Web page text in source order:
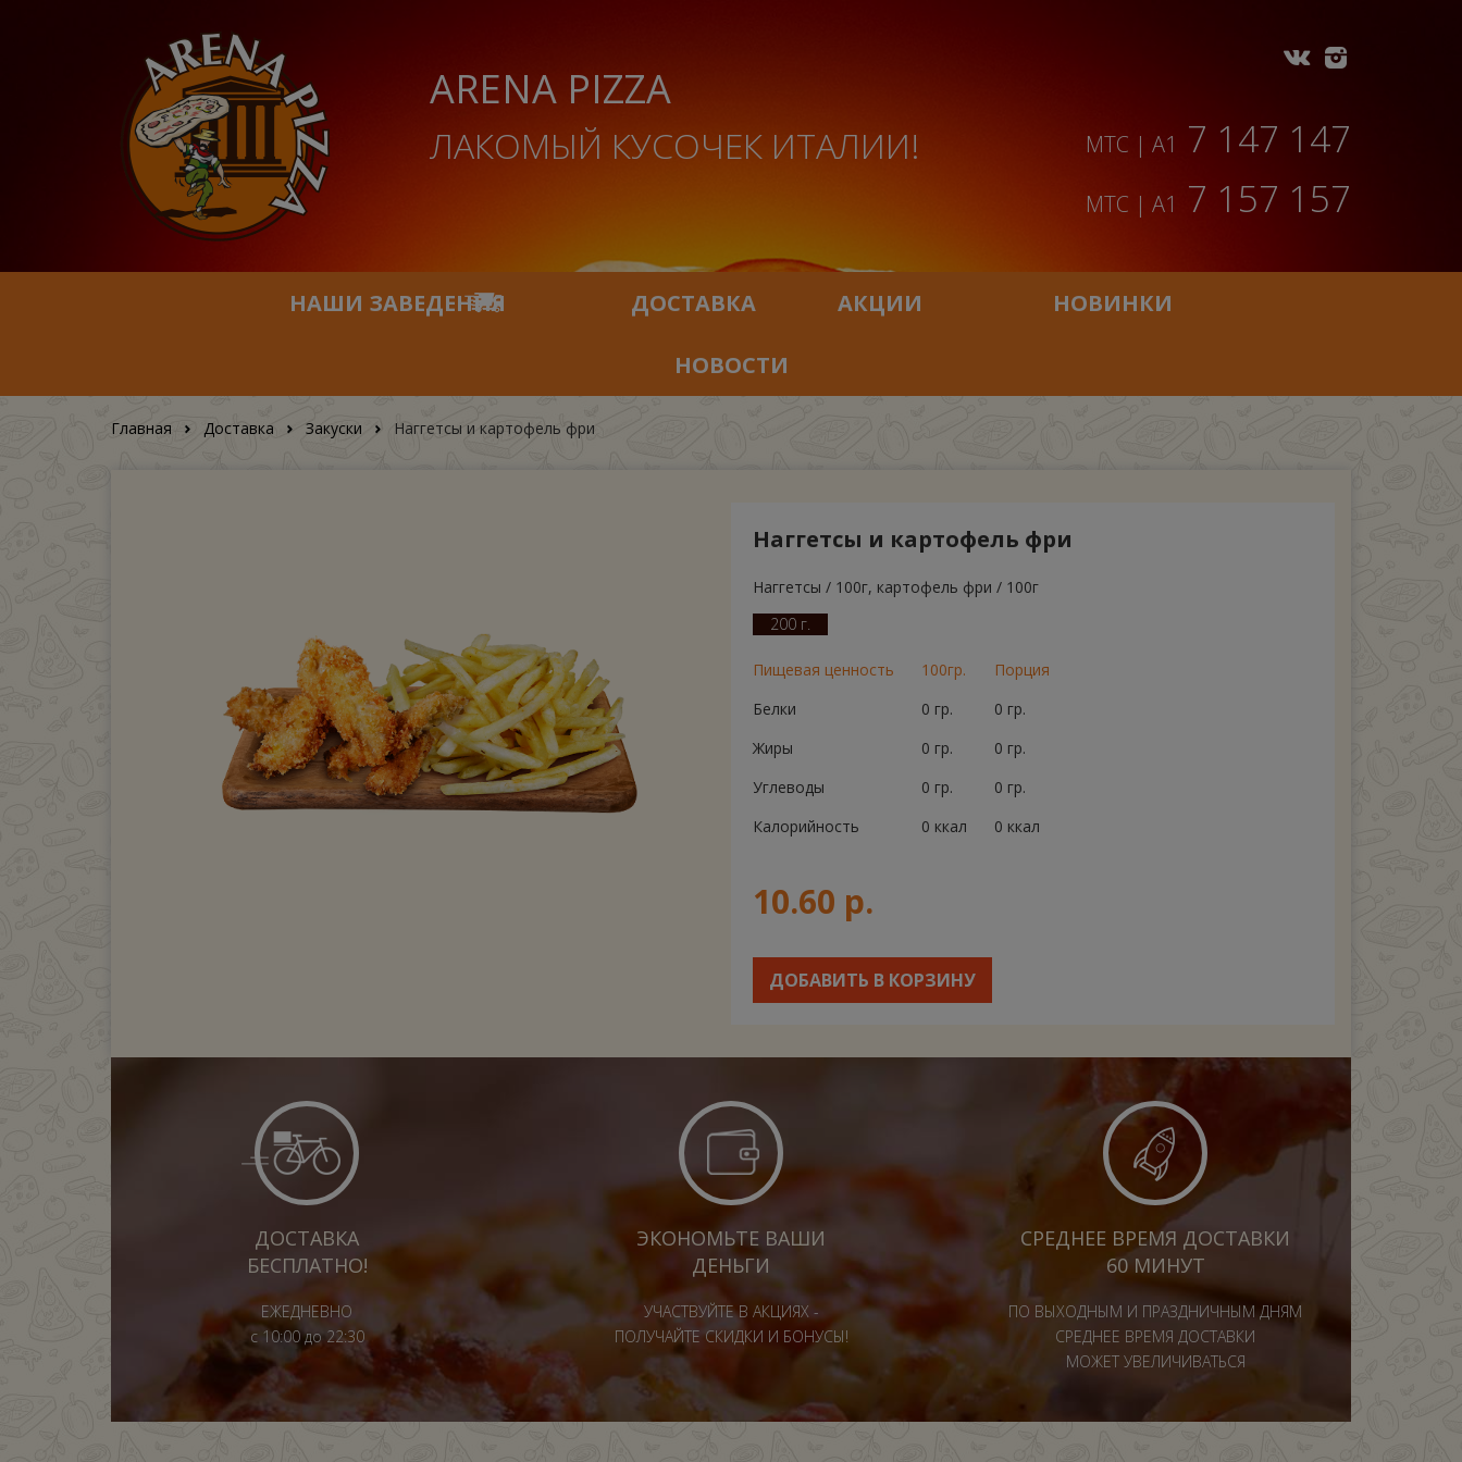
ARENA PIZZA
ЛАКОМЫЙ КУСОЧЕК ИТАЛИИ! МТС | A1 7 147 147
МТС | A1 7 157 157
НАШИ ЗАВЕДЕНИЯ ДОСТАВКА АКЦИИ НОВИНКИ
НОВОСТИ
Главная Доставка Закуски Наггетсы и картофель фри
Наггетсы и картофель фри
Наггетсы / 100г, картофель фри / 100г
200 г.
Пищевая ценность 100гр.
Порция
Белки
0 гр.
0 гр.
Жиры
0 гр.
0 гр.
Углеводы
0 гр.
0 гр.
Калорийность
0 ккал 0 ккал
10.60 р.
ДОБАВИТЬ В КОРЗИНУ
ДОСТАВКА
БЕСПЛАТНО!
ЕЖЕДНЕВНО
с 10:00 до 22:30
ЭКОНОМЬТЕ ВАШИ
ДЕНЬГИ
УЧАСТВУЙТЕ В АКЦИЯХ -
ПОЛУЧАЙТЕ СКИДКИ И БОНУСЫ!
СРЕДНЕЕ ВРЕМЯ ДОСТАВКИ
60 МИНУТ
ПО ВЫХОДНЫМ И ПРАЗДНИЧНЫМ ДНЯМ
СРЕДНЕЕ ВРЕМЯ ДОСТАВКИ
МОЖЕТ УВЕЛИЧИВАТЬСЯ